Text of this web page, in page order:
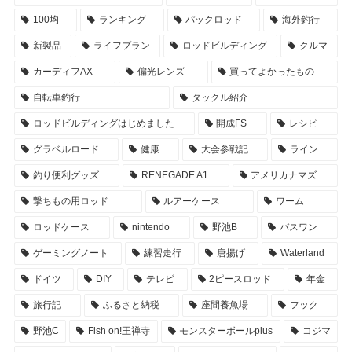
100均 ランキング パックロッド 海外釣行
新製品 ライフプラン ロッドビルディング クルマ
カーディフAX 偏光レンズ 買ってよかったもの
自転車釣行 タックル紹介
ロッドビルディングはじめました 開成FS レシピ
グラベルロード 健康 大会参戦記 ライン
釣り便利グッズ RENEGADE A1 アメリカナマズ
撃ちもの用ロッド ルアーケース ワーム
ロッドケース nintendo 野池B バスワン
ゲーミングノート 練習走行 唐揚げ Waterland
ドイツ DIY テレビ 2ピースロッド 年金
旅行記 ふるさと納税 座間養魚場 フック
野池C Fish on!王禅寺 モンスターボールplus コジマ